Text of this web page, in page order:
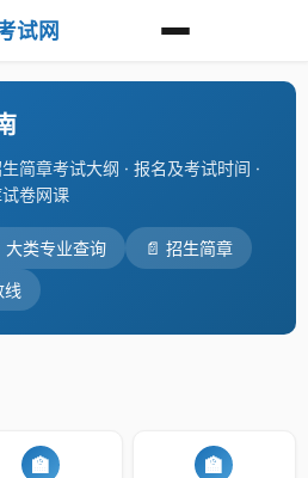
试网
简章考试大纲 · 报名及考试时间 ·
卷网课
大类专业查询 📄 招生简章
线
🏫 🏫